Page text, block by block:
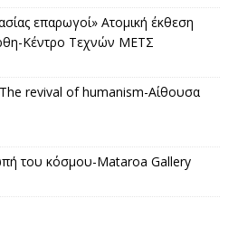
επαρωγοί» Ατομική έκθεση
Κέντρο Τεχνών ΜΕΤΣ
revival of humanism-Αίθουσα
του κόσμου-Mataroa Gallery